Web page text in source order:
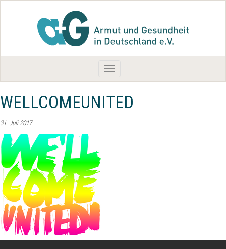
Toggle
navigation
WELLCOMEUNITED
31. Juli 2017